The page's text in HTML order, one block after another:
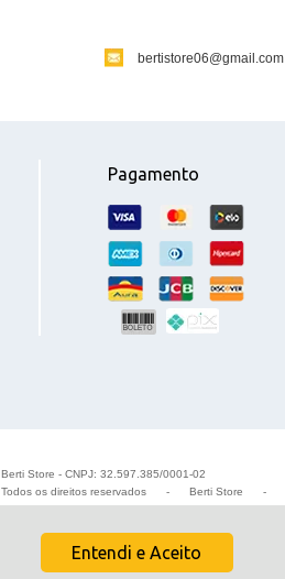
Entendi e Aceito
bertistore06@gmail.com
Pagamento
Berti Store - CNPJ: 32.597.385/0001-02
Todos os direitos reservados
- Berti Store -